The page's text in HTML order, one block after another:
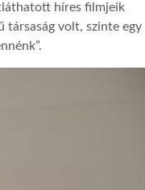
híres filmjeik
társaság volt, szinte egy